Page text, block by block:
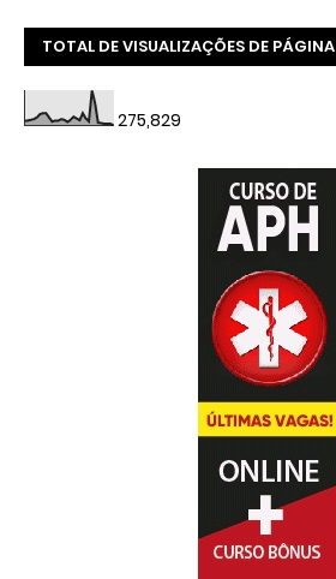
TOTAL DE VISUALIZAÇÕES DE PÁGINA
275,829